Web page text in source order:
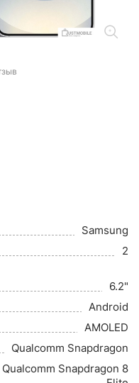
Samsung
2
6.2"
Android
AMOLED
Qualcomm Snapdragon
Qualcomm Snapdragon 8